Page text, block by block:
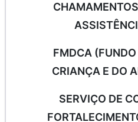
FMDCA
CRIANÇA E DO
SERVIÇO DE